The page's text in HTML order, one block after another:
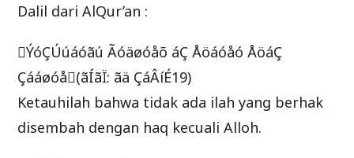
Dalil dari AlQur’an :
ÝóÇÚúáóãú Ãóäøóåõ áÇ Åöáóåó ÅöáÇ
Çááøóå(ãÍãÏ: ãä ÇáÂíÉ19)
Ketauhilah bahwa tidak ada ilah yang berhak
disembah dengan haq kecuali Alloh.